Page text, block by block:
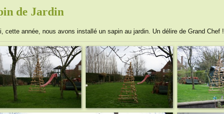
de Jardin
cette année, nous avons installé un sapin au jardin. Un délire de Grand Chef !